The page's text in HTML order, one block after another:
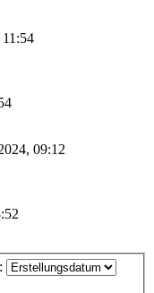
11:54
09:12